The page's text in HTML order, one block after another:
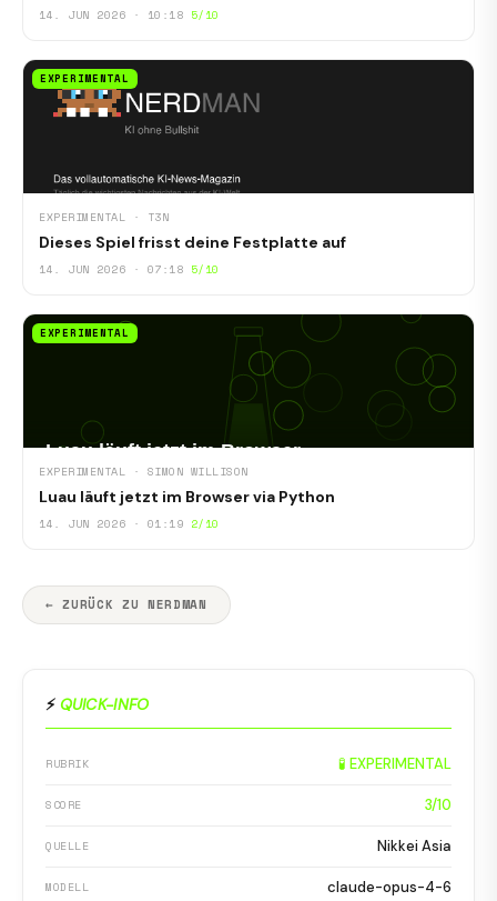
14. JUN 2026 · 10:18 5/10
EXPERIMENTAL
EXPERIMENTAL · T3N
Dieses Spiel frisst deine Festplatte auf
14. JUN 2026 · 07:18 5/10
EXPERIMENTAL
EXPERIMENTAL · SIMON WILLISON
Luau läuft jetzt im Browser via Python
14. JUN 2026 · 01:19 2/10
← ZURÜCK ZU NERDMAN
⚡ QUICK-INFO
RUBRIK 🧪 EXPERIMENTAL
SCORE 3/10
QUELLE Nikkei Asia
MODELL claude-opus-4-6